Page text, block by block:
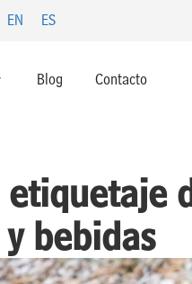
EN ES
SOLUCIONES
Blog Contacto
bebidas